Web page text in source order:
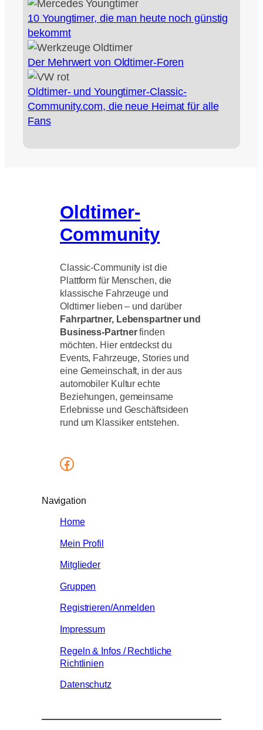
10 Youngtimer, die man heute noch günstig
bekommt
Der Mehrwert von Oldtimer-Foren
Oldtimer- und Youngtimer-Classic-
Community.com, die neue Heimat für alle
Fans
Oldtimer-
Community
Classic-Community ist die
Plattform für Menschen, die
klassische Fahrzeuge und
Oldtimer lieben – und darüber
Fahrpartner, Lebenspartner und
Business-Partnerfinden
möchten. Hier entdeckst du
Events, Fahrzeuge, Stories und
eine Gemeinschaft, in der aus
automobiler Kultur echte
Beziehungen, gemeinsame
Erlebnisse und Geschäftsideen
rund um Klassiker entstehen.
Facebook
Navigation
Home
Mein Profil
Mitglieder
Gruppen
Registrieren/Anmelden
Impressum
Regeln & Infos / Rechtliche
Richtlinien
Datenschutz